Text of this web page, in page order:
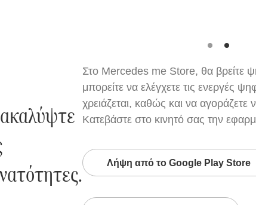
Στο Mercedes me Store, θα βρείτε
μπορείτε να ελέγχετε τις ενεργές
χρειάζεται, καθώς και να
Κατεβάστε στο κινητό σας την
Λήψη από το Google Play Store